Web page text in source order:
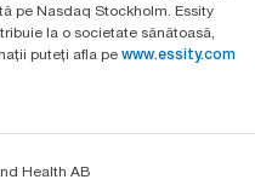
pe Nasdaq Stockholm. Essity
la o societate sănătoasă,
puteți afla pe www.essity.com
Health AB